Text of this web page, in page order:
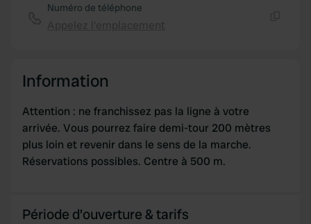
Numéro de téléphone
Information
Attention : ne franchissez pas la ligne à votre
arrivée. Vous pourrez faire demi-tour 200 mètres
plus loin et revenir dans le sens de la marche.
Réservations possibles. Centre à 500 m.
Période d'ouverture & tarifs